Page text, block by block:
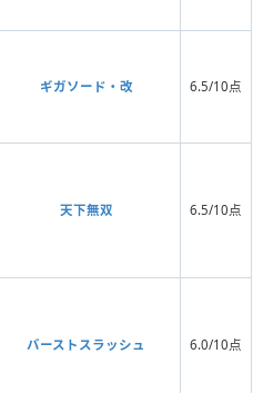
ギガソード・改 6.5/10点
天下無双 6.5/10点
バーストスラッシュ 6.0/10点